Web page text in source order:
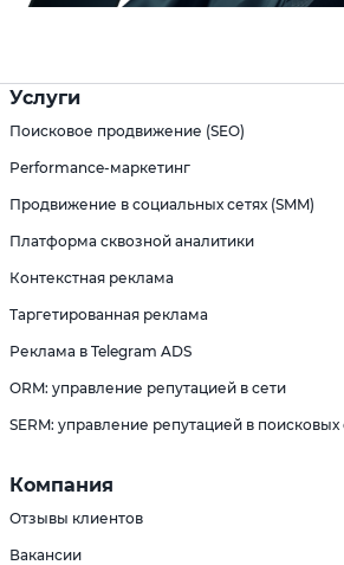
Услуги
Поисковое продвижение (SEO)
Performance-маркетинг
Продвижение в социальных сетях (SMM)
Платформа сквозной аналитики
Контекстная реклама
Таргетированная реклама
Реклама в Telegram ADS
ORM: управление репутацией в сети
SERM: управление репутацией в поисковых
Компания
Отзывы клиентов
Вакансии